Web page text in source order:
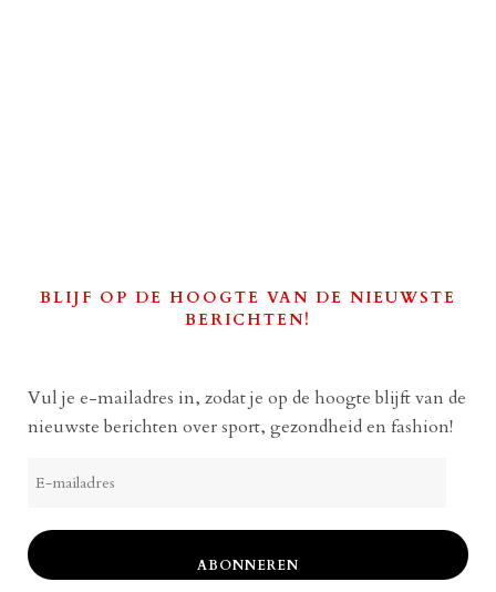
BLIJF OP DE HOOGTE VAN DE NIEUWSTE
BERICHTEN!
Vul je e-mailadres in, zodat je op de hoogte blijft van de
nieuwste berichten over sport, gezondheid en fashion!
mailadres
ABONNEREN